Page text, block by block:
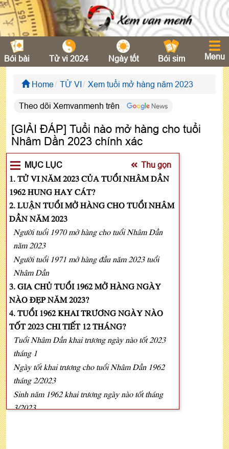
Bói bài Tử vi 2024 Ngày tốt Bói sim Menu
Home TỬ VI Xem tuổi mở hàng năm 2023
Theo dõi Xemvanmenh trên
[GIẢI ĐÁP] Tuổi nào mở hàng cho tuổi
Nhâm Dần 2023 chính xác
MỤC LỤC Thu gọn
1. TỬ VI NĂM 2023 CỦA TUỔI NHÂM DẦN
1962 HUNG HAY CÁT?
2. LUẬN TUỔI MỞ HÀNG CHO TUỔI NHÂM
DẦN NĂM 2023
Người tuổi 1970 mở hàng cho tuổi Nhâm Dần
năm 2023
Người tuổi 1971 mở hàng đầu năm 2023 tuổi
Nhâm Dần
3. GIA CHỦ TUỔI 1962 MỞ HÀNG NGÀY
NÀO ĐẸP NĂM 2023?
4. TUỔI 1962 KHAI TRƯƠNG NGÀY NÀO
TỐT 2023 CHI TIẾT 12 THÁNG?
Tuổi Nhâm Dần khai trương ngày nào tốt 2023
tháng 1
Ngày tốt khai trương cho tuổi Nhâm Dần 1962
tháng 2/2023
Sinh năm 1962 khai trương ngày nào tốt tháng
3/2023